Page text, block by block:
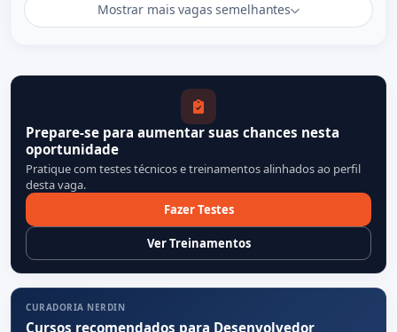
Mostrar mais vagas semelhantes
Prepare-se para aumentar suas chances nesta
oportunidade
Pratique com testes técnicos e treinamentos alinhados ao perfil
desta vaga.
Fazer Testes
Ver Treinamentos
CURADORIA NERDIN
Cursos recomendados para Desenvolvedor